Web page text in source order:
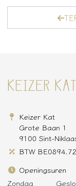
KEIZER
Keizer Kat
Grote Baan 1
9100 Sint-
BTW
Openingsuren
Zondag